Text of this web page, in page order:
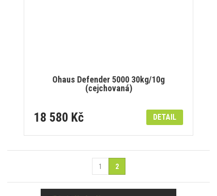
Ohaus Defender 5000 30kg/10g
(cejchovaná)
18 580 Kč DETAIL
1 2